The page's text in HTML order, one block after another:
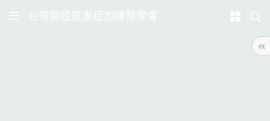
台灣胸腔暨重症加護醫學會